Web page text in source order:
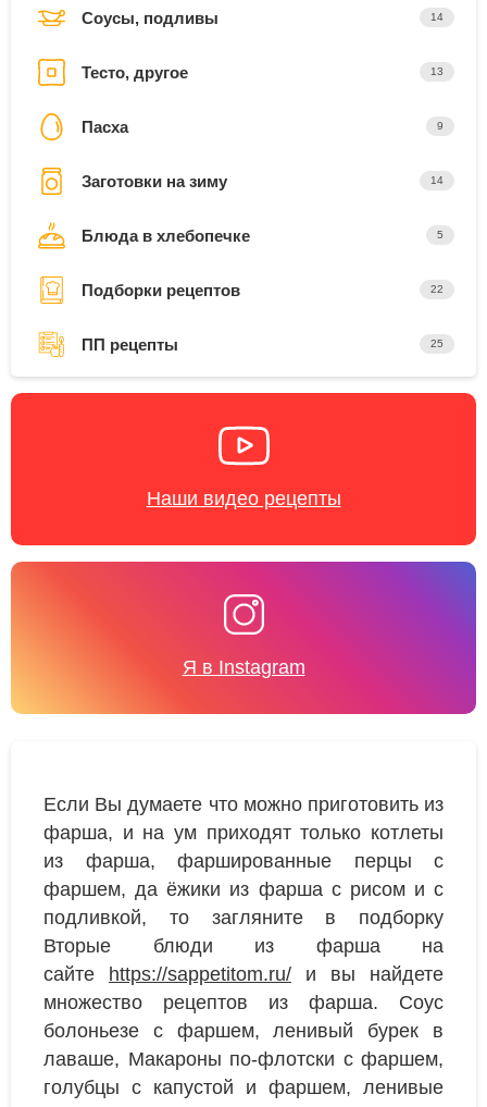
Соусы, подливы 14
Тесто, другое 13
Пасха 9
Заготовки на зиму 14
Блюда в хлебопечке 5
Подборки рецептов 22
ПП рецепты 25
Наши видео рецепты
Я в Instagram
Если Вы думаете что можно приготовить из
фарша, и на ум приходят только котлеты
из фарша, фаршированные перцы с
фаршем, да ёжики из фарша с рисом и с
подливкой, то загляните в подборку
Вторые блюди из фарша на
сайте https://sappetitom.ru/ и вы найдете
множество рецептов из фарша. Соус
болоньезе с фаршем, ленивый бурек в
лаваше, Макароны по-флотски с фаршем,
голубцы с капустой и фаршем, ленивые